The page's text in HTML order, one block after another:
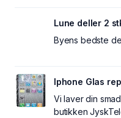
Lune deller 2
Byens bedste
Iphone Glas
Vi laver din
butikken